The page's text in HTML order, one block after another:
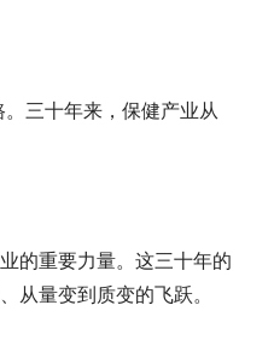
三十年来，保健产业从
的重要力量。这三十年的
从量变到质变的飞跃。